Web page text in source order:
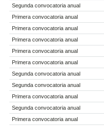
Segunda convocatoria anual
Primera convocatoria anual
Primera convocatoria anual
Primera convocatoria anual
Primera convocatoria anual
Primera convocatoria anual
Segunda convocatoria anual
Segunda convocatoria anual
Primera convocatoria anual
Segunda convocatoria anual
Primera convocatoria anual